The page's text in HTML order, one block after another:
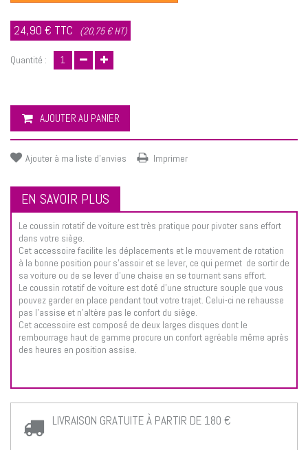
24,90 € TTC (20,75 € HT)
Quantité :
AJOUTER AU PANIER
Ajouter à ma liste d'envies Imprimer
EN SAVOIR PLUS
Le coussin rotatif de voiture est très pratique pour pivoter sans effort
dans votre siège.
Cet accessoire facilite les déplacements et le mouvement de rotation
à la bonne position pour s'assoir et se lever, ce qui permet de sortir de
sa voiture ou de se lever d'une chaise en se tournant sans effort.
Le coussin rotatif de voiture est doté d'une structure souple que vous
pouvez garder en place pendant tout votre trajet. Celui-ci ne rehausse
pas l'assise et n'altère pas le confort du siège.
Cet accessoire est composé de deux larges disques dont le
rembourrage haut de gamme procure un confort agréable même après
des heures en position assise.
LIVRAISON GRATUITE À PARTIR DE 180 €